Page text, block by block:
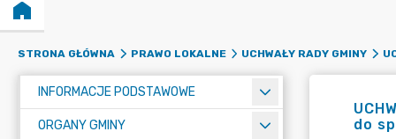
STRONA GŁÓWNA PRAWO LOKALNE UCHWAŁY RADY GMINY
INFORMACJE PODSTAWOWE
ORGANY GMINY
do